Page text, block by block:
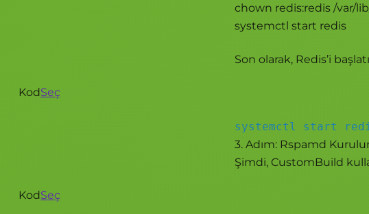
chown redis:redis /var/
systemctl start redis
Son olarak, Redis’i
KodSeç
systemctl start
3. Adım: Rspamd
Şimdi, CustomBuild
KodSeç